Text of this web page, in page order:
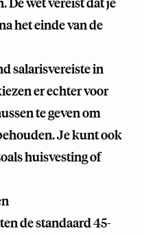
het einde van de
salarisvereiste in
er echter voor
te geven om
Je kunt ook
huisvesting of
de standaard 45-